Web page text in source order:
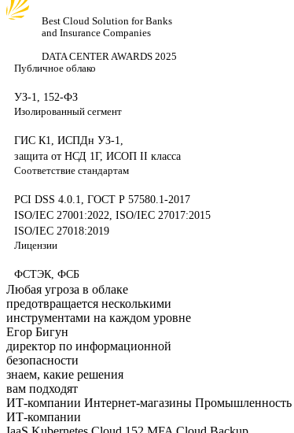
Best Cloud Solution for Banks
and Insurance Companies
DATA CENTER AWARDS 2025
Публичное облако
УЗ-1, 152-ФЗ
Изолированный сегмент
ГИС К1, ИСПДн УЗ-1,
защита от НСД 1Г, ИСОП II класса
Соответствие стандартам
PCI DSS 4.0.1, ГОСТ Р 57580.1-2017
ISO/IEC 27001:2022, ISO/IEC 27017:2015
ISO/IEC 27018:2019
Лицензии
ФСТЭК, ФСБ
Любая угроза в облаке
предотвращается несколькими
инструментами на каждом уровне
Егор Бигун
директор по информационной
безопасности
знаем, какие решения
вам подходят
ИТ-компании Интернет-магазины Промышленность
ИТ-компании